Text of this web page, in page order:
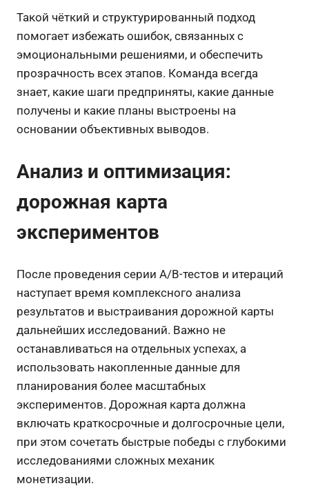
Такой чёткий и структурированный подход
помогает избежать ошибок, связанных с
эмоциональными решениями, и обеспечить
прозрачность всех этапов. Команда всегда
знает, какие шаги предприняты, какие данные
получены и какие планы выстроены на
основании объективных выводов.
Анализ и оптимизация:
дорожная карта
экспериментов
После проведения серии A/B-тестов и итераций
наступает время комплексного анализа
результатов и выстраивания дорожной карты
дальнейших исследований. Важно не
останавливаться на отдельных успехах, а
использовать накопленные данные для
планирования более масштабных
экспериментов. Дорожная карта должна
включать краткосрочные и долгосрочные цели,
при этом сочетать быстрые победы с глубокими
исследованиями сложных механик
монетизации.